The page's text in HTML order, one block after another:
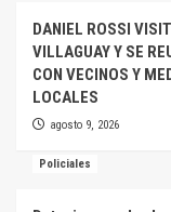
DANIEL ROSSI
VILLAGUAY Y SE
CON VECINOS Y
LOCALES
agosto 9, 2026
Policiales